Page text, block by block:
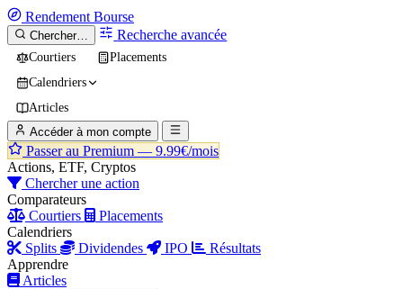
Rendement Bourse
Chercher… Recherche avancée
Courtiers
Placements
Calendriers
Articles
Accéder à mon compte
Passer au Premium — 9.99€/mois
Actions, ETF, Cryptos
Chercher une action
Comparateurs
Courtiers
Placements
Calendriers
Splits
Dividendes IPO
Résultats
Apprendre
Articles